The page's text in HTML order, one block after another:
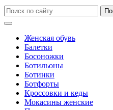
Женская обувь
Балетки
Босоножки
Ботильоны
Ботинки
Ботфорты
Кроссовки и кеды
Мокасины женские